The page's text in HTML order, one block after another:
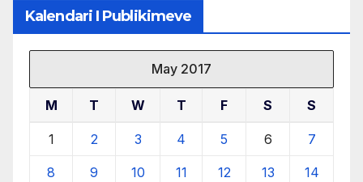
Kalendari I Publikimeve
May 2017
M T W T F S S
1 2 3 4 5 6 7
8 9 10 11 12 13 14